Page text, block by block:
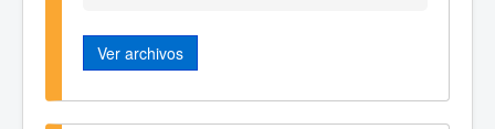
Ver archivos